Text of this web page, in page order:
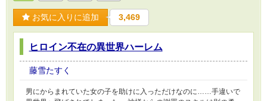
お気に入りに追加 3,469
ヒロイン不在の異世界ハーレム
藤雪たすく
男にからまれていた女の子を助けに入っただけなのに……手違いで